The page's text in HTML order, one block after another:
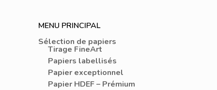
MENU PRINCIPAL
Sélection de papiers
Tirage FineArt
Papiers labellisés
Papier exceptionnel
Papier HDEF – Prémium